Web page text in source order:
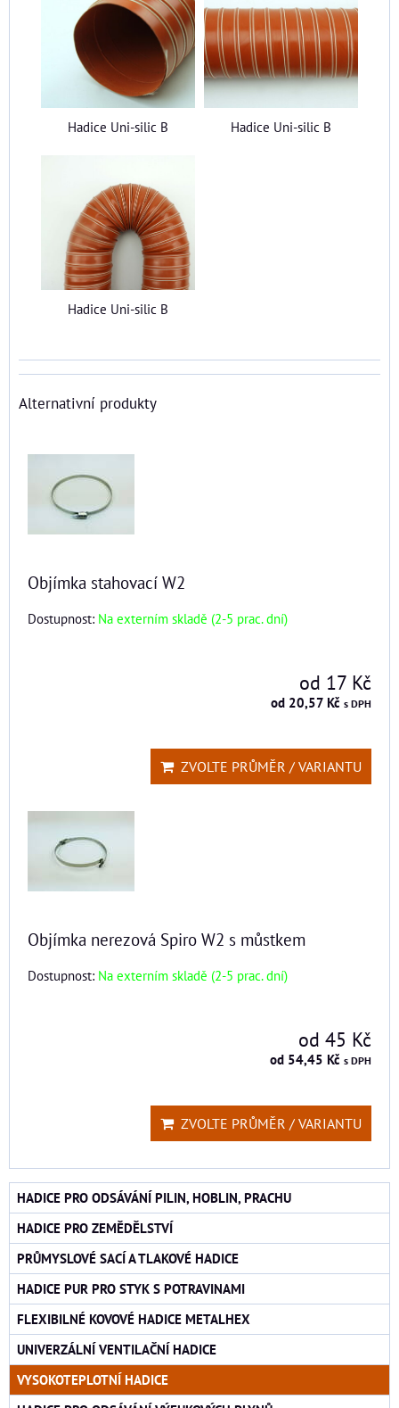
Hadice Uni-silic B Hadice Uni-silic B
Hadice Uni-silic B
Alternativní produkty
Objímka stahovací W2
Dostupnost: Na externím skladě (2-5 prac. dní)
od 17 Kč
od 20,57 Kč s DPH
ZVOLTE PRŮMĚR / VARIANTU
Objímka nerezová Spiro W2 s můstkem
Dostupnost: Na externím skladě (2-5 prac. dní)
od 45 Kč
od 54,45 Kč s DPH
ZVOLTE PRŮMĚR / VARIANTU
HADICE PRO ODSÁVÁNÍ PILIN, HOBLIN, PRACHU
HADICE PRO ZEMĚDĚLSTVÍ
PRŮMYSLOVÉ SACÍ A TLAKOVÉ HADICE
HADICE PUR PRO STYK S POTRAVINAMI
FLEXIBILNÉ KOVOVÉ HADICE METALHEX
UNIVERZÁLNÍ VENTILAČNÍ HADICE
VYSOKOTEPLOTNÍ HADICE